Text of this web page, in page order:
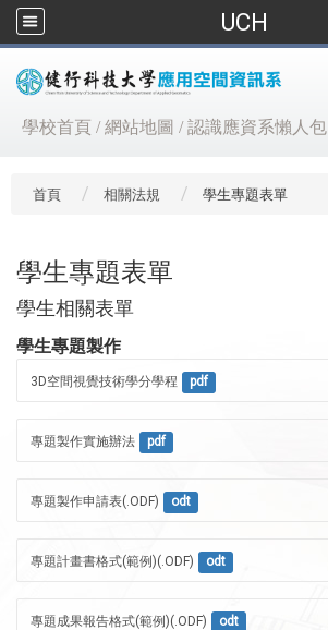
UCH
學校首頁 /網站地圖 /認識應資系懶人包
首頁 相關法規 學生專題表單
學生專題表單
學生相關表單
學生專題製作
3D空間視覺技術學分學程 pdf
專題製作實施辦法 pdf
專題製作申請表(.ODF) odt
專題計畫書格式(範例)(.ODF) odt
專題成果報告格式(範例)(.ODF) odt